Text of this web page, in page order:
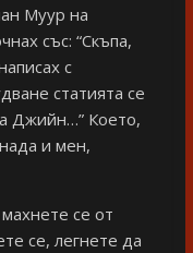
Муур на
със: “Скъпа,
с
статията се
Джийн…” Което,
и мен,
се от
се, легнете да